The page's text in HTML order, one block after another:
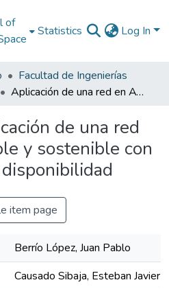
of
Statistics Log In
Facultad de Ingenierías
Aplicación de una red en AWS escalable y sostenible con recursos de alta disponibilidad
de una red
y sostenible con
item page
Berrío López, Juan Pablo
Causado Sibaja, Esteban Javier